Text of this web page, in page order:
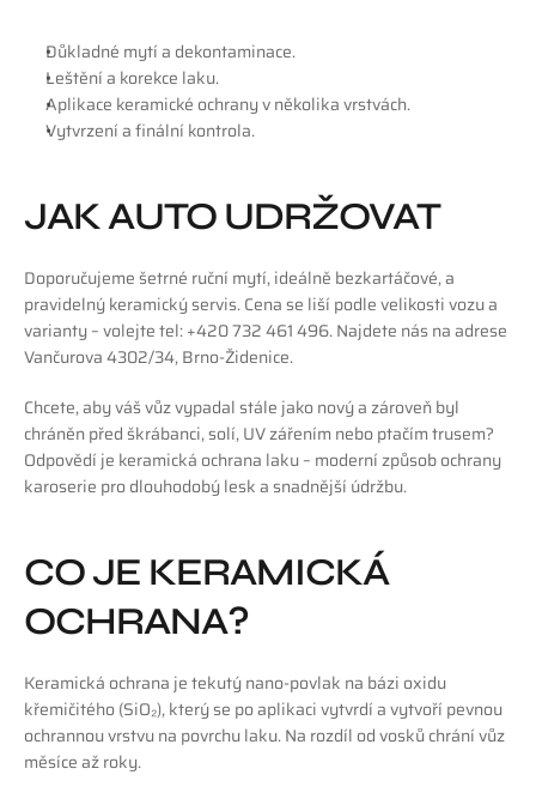
Důkladné mytí a dekontaminace.
Leštění a korekce laku.
Aplikace keramické ochrany v několika vrstvách.
Vytvrzení a finální kontrola.
JAK AUTO UDRŽOVAT
Doporučujeme šetrné ruční mytí, ideálně bezkartáčové, a
pravidelný keramický servis. Cena se liší podle velikosti vozu a
varianty – volejte tel: +420 732 461 496. Najdete nás na adrese
Vančurova 4302/34, Brno-Židenice.
Chcete, aby váš vůz vypadal stále jako nový a zároveň byl
chráněn před škrábanci, solí, UV zářením nebo ptačím trusem?
Odpovědí je keramická ochrana laku – moderní způsob ochrany
karoserie pro dlouhodobý lesk a snadnější údržbu.
CO JE KERAMICKÁ
OCHRANA?
Keramická ochrana je tekutý nano-povlak na bázi oxidu
křemičitého (SiO₂), který se po aplikaci vytvrdí a vytvoří pevnou
ochrannou vrstvu na povrchu laku. Na rozdíl od vosků chrání vůz
měsíce až roky.